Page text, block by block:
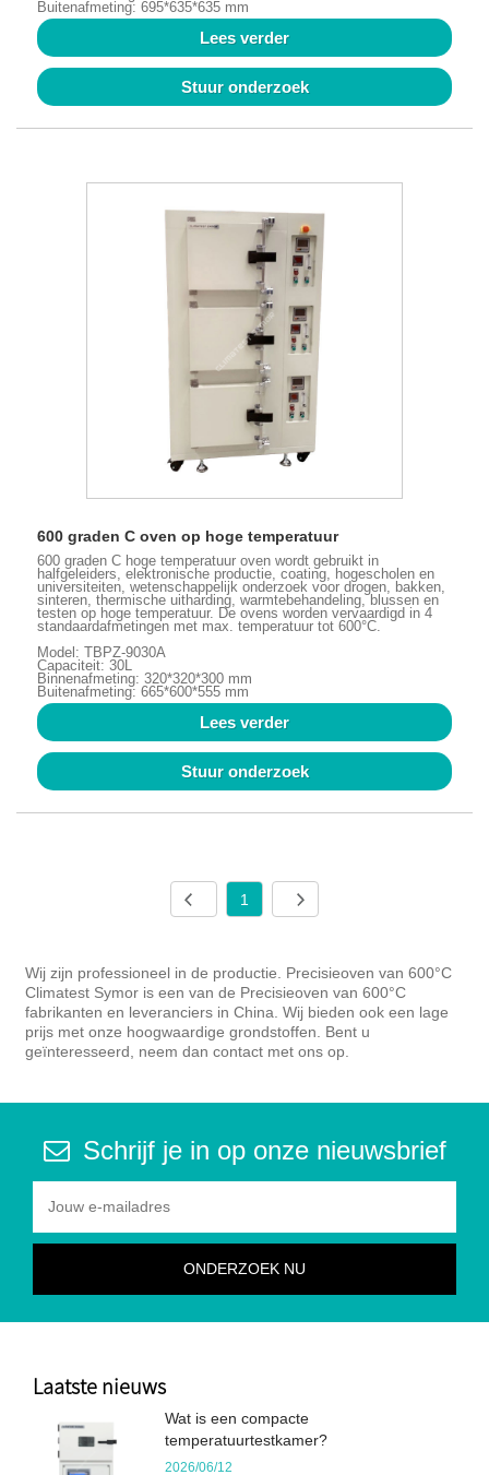
Buitenafmeting: 695*635*635 mm
Lees verder
Stuur onderzoek
600 graden C oven op hoge temperatuur
600 graden C hoge temperatuur oven wordt gebruikt in
halfgeleiders, elektronische productie, coating, hogescholen en
universiteiten, wetenschappelijk onderzoek voor drogen, bakken,
sinteren, thermische uitharding, warmtebehandeling, blussen en
testen op hoge temperatuur. De ovens worden vervaardigd in 4
standaardafmetingen met max. temperatuur tot 600°C.
Model: TBPZ-9030A
Capaciteit: 30L
Binnenafmeting: 320*320*300 mm
Buitenafmeting: 665*600*555 mm
Lees verder
Stuur onderzoek
1
Wij zijn professioneel in de productie. Precisieoven van 600°C
Climatest Symor is een van de Precisieoven van 600°C
fabrikanten en leveranciers in China. Wij bieden ook een lage
prijs met onze hoogwaardige grondstoffen. Bent u
geïnteresseerd, neem dan contact met ons op.
Schrijf je in op onze nieuwsbrief
Laatste nieuws
Wat is een compacte
temperatuurtestkamer?
2026/06/12